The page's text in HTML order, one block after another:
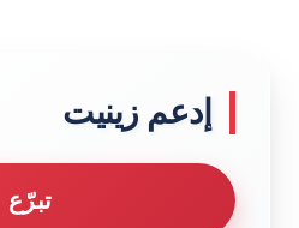
إدعم زينيت
تبرّع